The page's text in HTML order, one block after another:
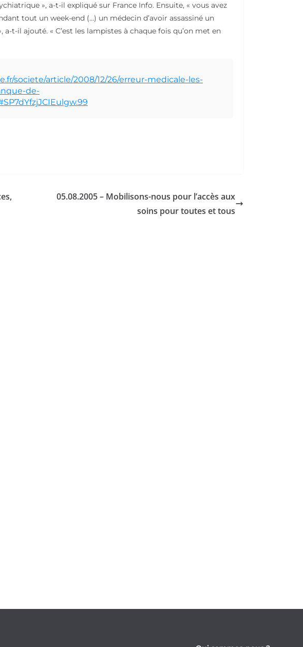
», a-t-il expliqué sur France Info. Ensuite, « vous avez
tout un week-end (…) un médecin d’avoir assassiné un
t-il ajouté. « C’est les lampistes à chaque fois qu’on met en
societe/article/2008/12/26/erreur-medicale-les-
de-
05.08.2005 – Mobilisons-nous pour l’accès aux
soins pour toutes et tous